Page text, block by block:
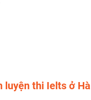
luyện thi Ielts ở